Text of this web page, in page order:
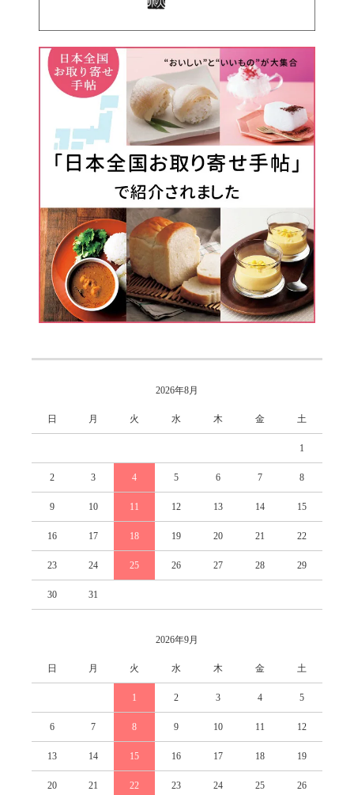
2026年8月
日 月 火 水 木 金 土
1
2 3 4 5 6 7 8
9 10 11 12 13 14 15
16 17 18 19 20 21 22
23 24 25 26 27 28 29
30 31
2026年9月
日 月 火 水 木 金 土
1 2 3 4 5
6 7 8 9 10 11 12
13 14 15 16 17 18 19
20 21 22 23 24 25 26